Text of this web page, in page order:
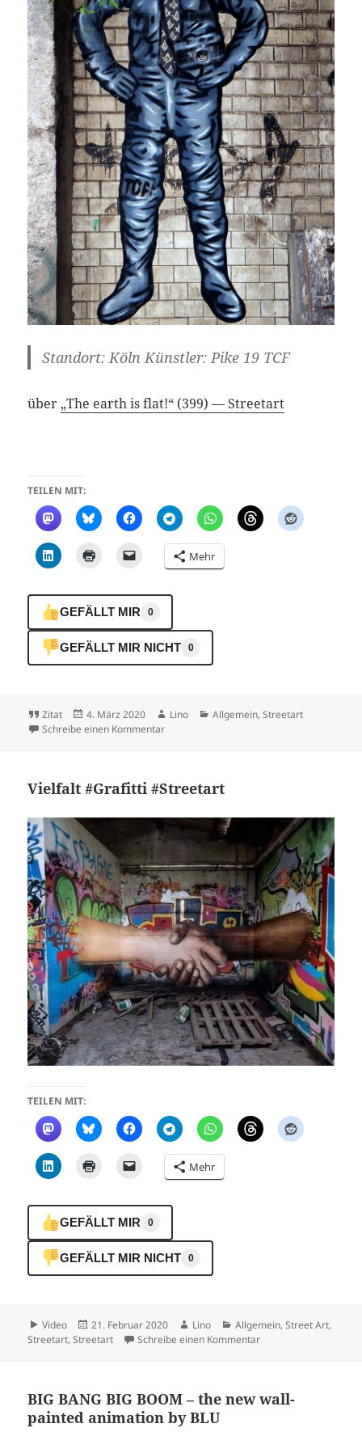
Standort: Köln Künstler: Pike 19 TCF
über „The earth is flat!“ (399) — Streetart
TEILEN MIT:
Mehr
GEFÄLLT MIR 0
GEFÄLLT MIR NICHT 0
Format
Zitat
Veröffentlicht
am
4. März 2020 Autor
Lino Kategorien
Allgemein,Streetart
Schreibe einen Kommentarzu „The earth is flat!“ (399) — Streetart
Vielfalt #Grafitti #Streetart
TEILEN MIT:
Mehr
GEFÄLLT MIR 0
GEFÄLLT MIR NICHT 0
Format
Video
Veröffentlicht
am
21. Februar 2020 Autor
Lino Kategorien
Allgemein,Street Art,
Streetart,Streetart Schreibe einen Kommentarzu Vielfalt #Grafitti
BIG BANG BIG BOOM – the new wall-
painted animation by BLU